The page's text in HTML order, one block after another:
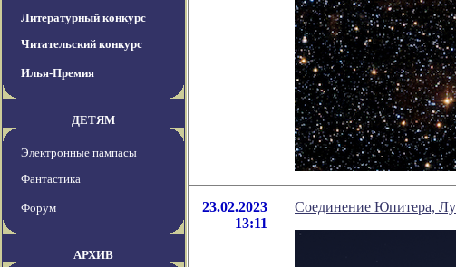
Литературный конкурс
Читательский конкурс
Илья-Премия
ДЕТЯМ
Электронные пампасы
Фантастика
Форум
АРХИВ
23.02.2023
13:11
Соединение Юпитера,